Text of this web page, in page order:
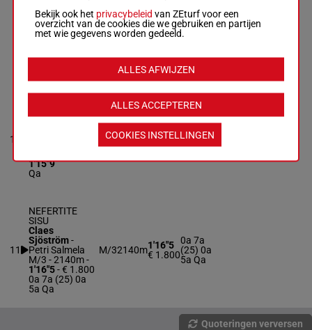
Örjan
Kihlström-
Roger
Walmann
1'12"9
M/32140m 1'12"9 Qa
10
CHICK
1'15"9
Qa
M/32140m 1'15"9 Qa
11
NEFERTITE
SISU
Claes
Sjöström-
Petri Salmela
M/3 - 2140m-
1'16"5- € 1.800
0a 7a (25) 0a
5a Qa
M/32140m1'16"5
€ 1.800
0a 7a
(25) 0a
5a Qa
Quoteringen verversen
Bekijk ook het privacybeleid van ZEturf voor een
overzicht van de cookies die we gebruiken en partijen
met wie gegevens worden gedeeld.
ALLES ACCEPTEREN
ALLES AFWIJZEN
COOKIES INSTELLINGEN